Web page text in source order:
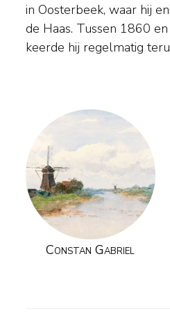
in Oosterbeek, waar hij
de Haas. Tussen 1860
keerde hij regelmatig
verhuisde werkte hij
ontwikkelde Gabriel zich
Constan Gabriel